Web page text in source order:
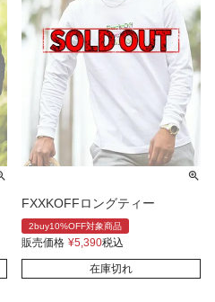
FXXKOFFロングティー
2buy10%OFF対象商品
販売価格 ¥5,390税込
在庫切れ